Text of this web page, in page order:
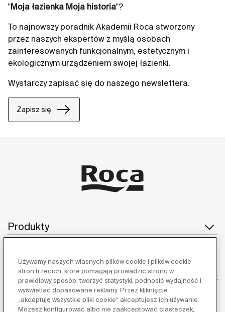
"Moja łazienka Moja historia"?
To najnowszy poradnik Akademii Roca stworzony
przez naszych ekspertów z myślą osobach
zainteresowanych funkcjonalnym, estetycznym i
ekologicznym urządzeniem swojej łazienki.
Wystarczy zapisać się do naszego newslettera.
Zapisz się
Produkty
Obsługa klienta
Używamy naszych własnych plików cookie i plików cookie
stron trzecich, które pomagają prowadzić stronę w
prawidłowy sposób, tworzyć statystyki, podnosić wydajność i
wyświetlać dopasowane reklamy. Przez kliknięcie
„akceptuję wszystkie pliki cookie“ akceptujesz ich używanie.
Możesz konfigurować albo nie zaakceptować ciasteczek,